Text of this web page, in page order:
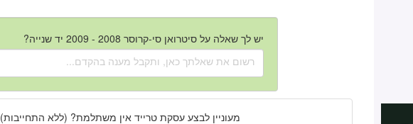
יש לך שאלה על סיטרואן סי-קרוסר 2008 - 2009 יד שנייה?
מעוניין לבצע עסקת טרייד אין משתלמת? (ללא התחייבות)